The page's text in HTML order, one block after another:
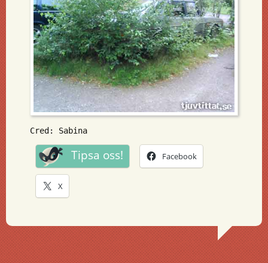
Cred: Sabina
Tipsa oss! Facebook
X